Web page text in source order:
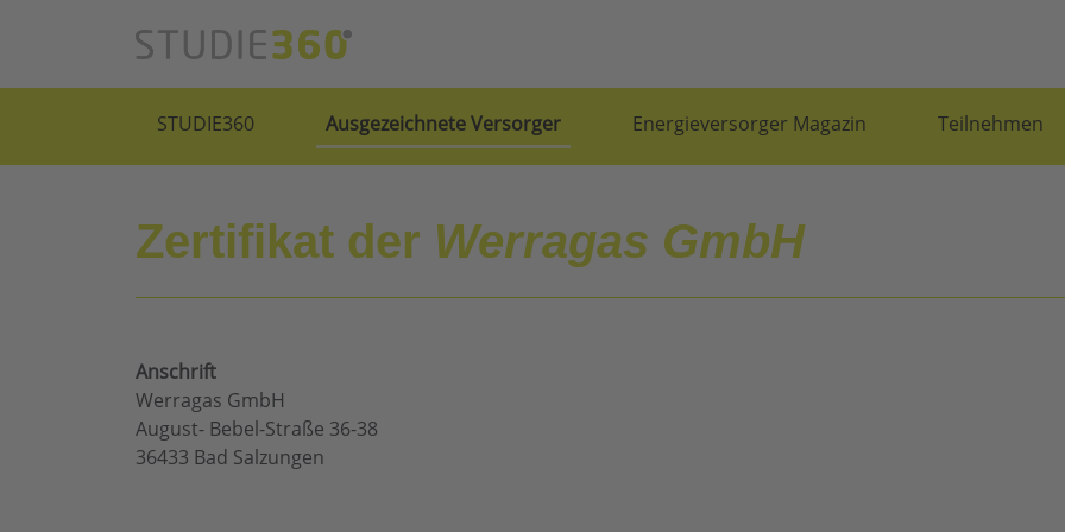
STUDIE360 Ausgezeichnete Versorger Energieversorger Magazin Teilnehmen
Zertifikat der Werragas GmbH
Anschrift
Werragas GmbH
August- Bebel-Straße 36-38
36433 Bad Salzungen